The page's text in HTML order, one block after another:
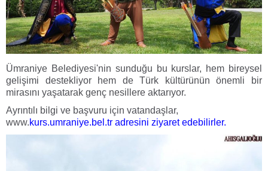
Ümraniye Belediyesi'nin sunduğu bu kurslar, hem bireysel
gelişimi destekliyor hem de Türk kültürünün önemli bir
mirasını yaşatarak genç nesillere aktarıyor.
Ayrıntılı bilgi ve başvuru için vatandaşlar,
www.kurs.umraniye.bel.tr adresini ziyaret edebilirler.